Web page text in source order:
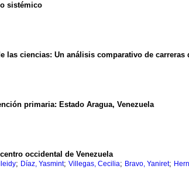
sistémico
las ciencias: Un análisis comparativo de
primaria: Estado Aragua, Venezuela
occidental de Venezuela
; Díaz, Yasmint; Villegas, Cecilia; Bravo, Yaniret;